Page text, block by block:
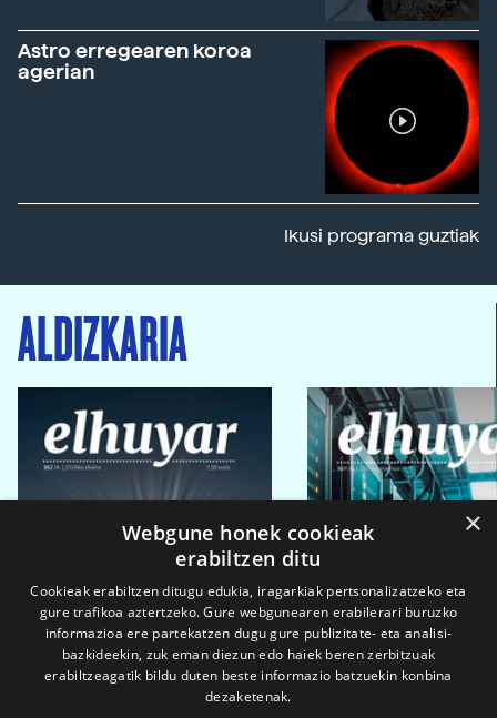
Astro erregearen koroa
agerian
Ikusi programa guztiak
ALDIZKARIA
×
Webgune honek cookieak
erabiltzen ditu
Cookieak erabiltzen ditugu edukia, iragarkiak pertsonalizatzeko eta
gure trafikoa aztertzeko. Gure webgunearen erabilerari buruzko
informazioa ere partekatzen dugu gure publizitate- eta analisi-
bazkideekin, zuk eman diezun edo haiek beren zerbitzuak
erabiltzeagatik bildu duten beste informazio batzuekin konbina
dezaketenak.